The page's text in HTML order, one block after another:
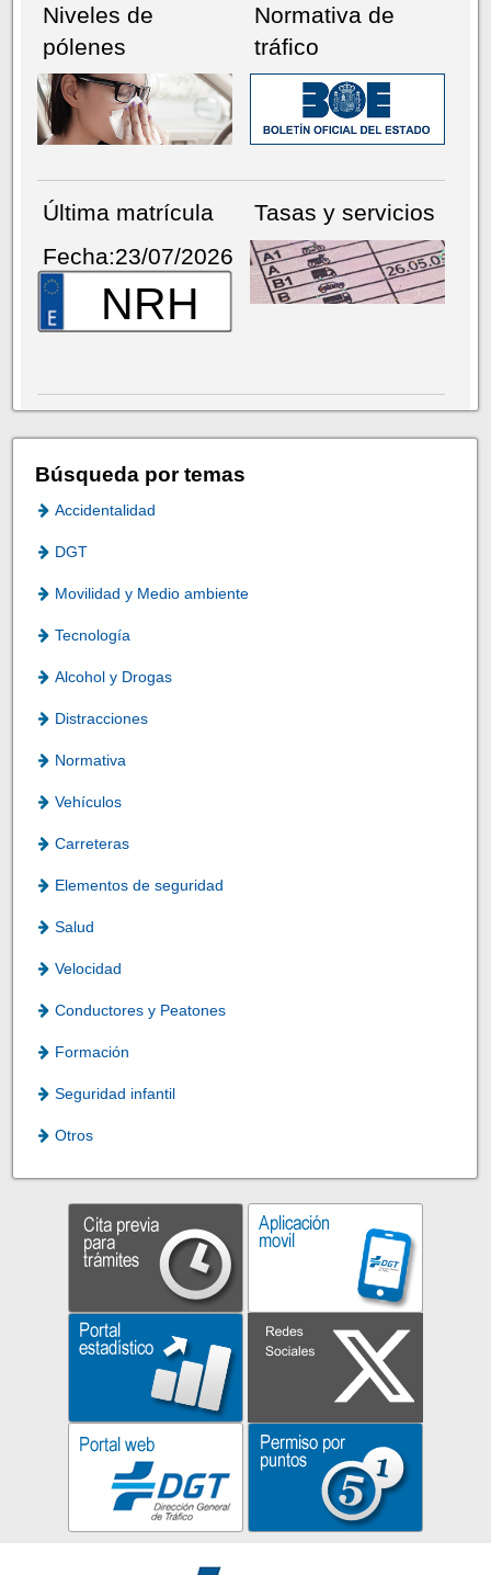
Niveles de
pólenes
Normativa de
tráfico
Última matrícula
Fecha:23/07/2026
NRH
Tasas y servicios
Búsqueda por temas
Accidentalidad
DGT
Movilidad y Medio ambiente
Tecnología
Alcohol y Drogas
Distracciones
Normativa
Vehículos
Carreteras
Elementos de seguridad
Salud
Velocidad
Conductores y Peatones
Formación
Seguridad infantil
Otros